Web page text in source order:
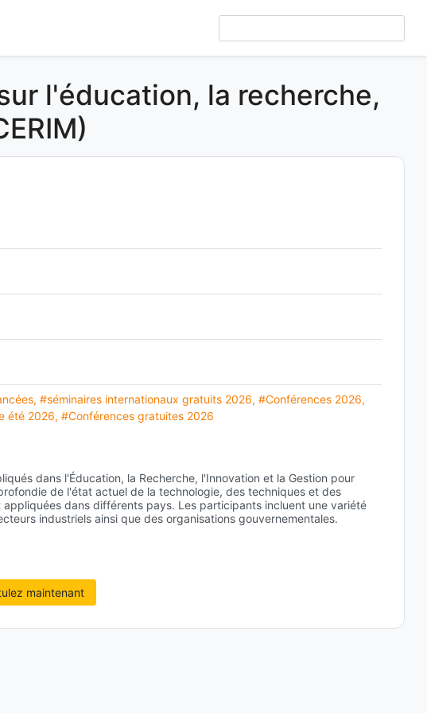
l'éducation, la recherche,
, #séminaires internationaux gratuits 2026, #Conférences 2026,
été 2026, #Conférences gratuites 2026
dans l'Éducation, la Recherche, l'Innovation et la Gestion pour
de l'état actuel de la technologie, des techniques et des
dans différents pays. Les participants incluent une variété
industriels ainsi que des organisations gouvernementales.
maintenant